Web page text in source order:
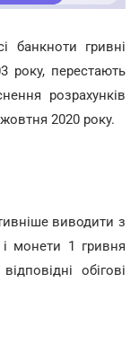
банкноти гривні
року, перестають
розрахунків
2020 року.
виводити з
і монети 1 гривня
обігові